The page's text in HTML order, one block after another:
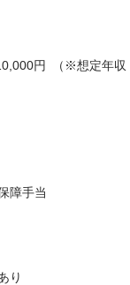
円 （※想定年収
障手当
り